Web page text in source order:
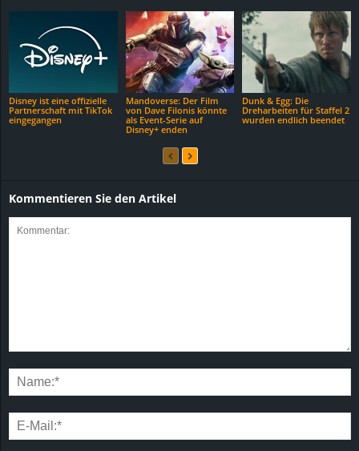
Disney ist eine offizielle
Partnerschaft mit TikTok
eingegangen
Mandoverse: Der Film
von Dave Filonis könnte
als Event-Serie auf
Disney+ enden
Dunk & Egg: Die
Dreharbeiten für Staffel 2
wurden endlich beendet
Kommentieren Sie den Artikel